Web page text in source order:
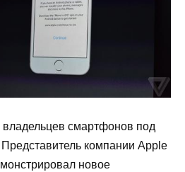
смартфонов под
Представитель компании Apple
л новое